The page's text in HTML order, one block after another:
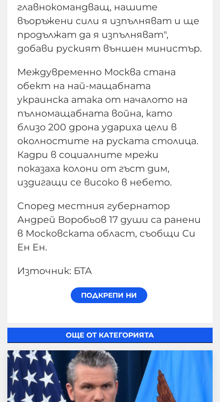
главнокомандващ, нашите
въоръжени сили я изпълняват и ще
продължат да я изпълняват",
добави руският външен министър.
Междувременно Москва стана
обект на най-мащабната
украинска атака от началото на
пълномащабната война, като
близо 200 дрона удариха цели в
околностите на руската столица.
Кадри в социалните мрежи
показаха колони от гъст дим,
издигащи се високо в небето.
Според местния губернатор
Андрей Воробьов 17 души са ранени
в Московската област, съобщи Си
Ен Ен.
Източник: БТА
ОЩЕ ОТ КАТЕГОРИЯТА